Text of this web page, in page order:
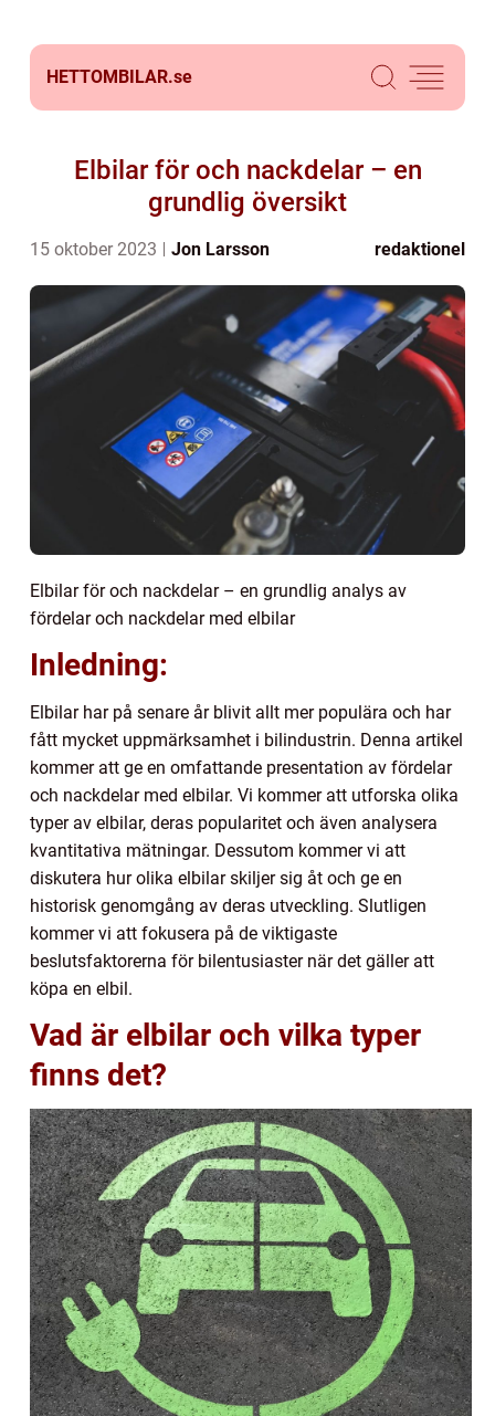
HETTOMBILAR.se
Elbilar för och nackdelar – en
grundlig översikt
15 oktober 2023 Jon Larsson redaktionel
Elbilar för och nackdelar – en grundlig analys av
fördelar och nackdelar med elbilar
Inledning:
Elbilar har på senare år blivit allt mer populära och har
fått mycket uppmärksamhet i bilindustrin. Denna artikel
kommer att ge en omfattande presentation av fördelar
och nackdelar med elbilar. Vi kommer att utforska olika
typer av elbilar, deras popularitet och även analysera
kvantitativa mätningar. Dessutom kommer vi att
diskutera hur olika elbilar skiljer sig åt och ge en
historisk genomgång av deras utveckling. Slutligen
kommer vi att fokusera på de viktigaste
beslutsfaktorerna för bilentusiaster när det gäller att
köpa en elbil.
Vad är elbilar och vilka typer
finns det?